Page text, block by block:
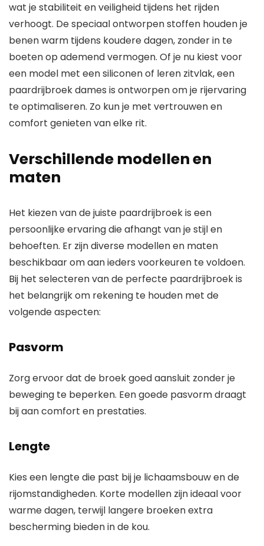
wat je stabiliteit en veiligheid tijdens het rijden
verhoogt. De speciaal ontworpen stoffen houden je
benen warm tijdens koudere dagen, zonder in te
boeten op ademend vermogen. Of je nu kiest voor
een model met een siliconen of leren zitvlak, een
paardrijbroek dames is ontworpen om je rijervaring
te optimaliseren. Zo kun je met vertrouwen en
comfort genieten van elke rit.
Verschillende modellen en
maten
Het kiezen van de juiste paardrijbroek is een
persoonlijke ervaring die afhangt van je stijl en
behoeften. Er zijn diverse modellen en maten
beschikbaar om aan ieders voorkeuren te voldoen.
Bij het selecteren van de perfecte paardrijbroek is
het belangrijk om rekening te houden met de
volgende aspecten:
Pasvorm
Zorg ervoor dat de broek goed aansluit zonder je
beweging te beperken. Een goede pasvorm draagt
bij aan comfort en prestaties.
Lengte
Kies een lengte die past bij je lichaamsbouw en de
rijomstandigheden. Korte modellen zijn ideaal voor
warme dagen, terwijl langere broeken extra
bescherming bieden in de kou.